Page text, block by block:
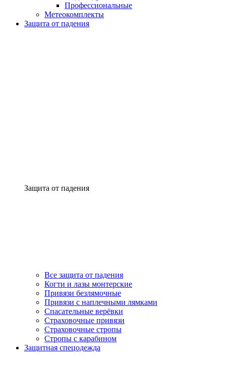
Профессиональные
Метеокомплекты
Защита от падения
Защита от падения
Все защита от падения
Когти и лазы монтерские
Привязи безлямочные
Привязи с наплечными лямками
Спасательные верёвки
Страховочные привязи
Страховочные стропы
Стропы с карабином
Защитная спецодежда